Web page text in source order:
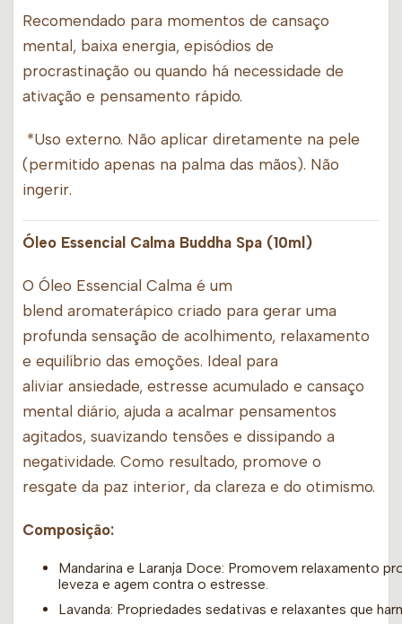
Recomendado para momentos de cansaço
mental, baixa energia, episódios de
procrastinação ou quando há necessidade de
ativação e pensamento rápido.
*Uso externo. Não aplicar diretamente na pele
(permitido apenas na palma das mãos). Não
ingerir.
Óleo Essencial Calma Buddha Spa (10ml)
O Óleo Essencial Calma é um
blend aromaterápico criado para gerar uma
profunda sensação de acolhimento, relaxamento
e equilíbrio das emoções. Ideal para
aliviar ansiedade, estresse acumulado e cansaço
mental diário, ajuda a acalmar pensamentos
agitados, suavizando tensões e dissipando a
negatividade. Como resultado, promove o
resgate da paz interior, da clareza e do otimismo.
Composição:
Mandarina e Laranja Doce: Promovem relaxamento
leveza e agem contra o estresse.
Lavanda: Propriedades sedativas e relaxantes que